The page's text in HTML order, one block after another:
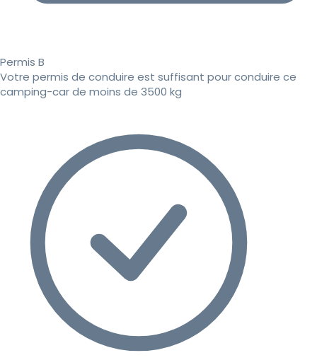
Permis B
Votre permis de conduire est suffisant pour conduire ce
camping-car de moins de 3500 kg